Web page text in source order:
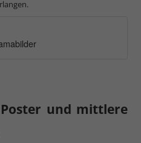
und mittlere